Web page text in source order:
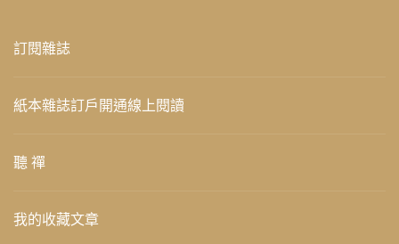
訂閱雜誌
紙本雜誌訂戶開通線上閱讀
聽 禪
我的收藏文章